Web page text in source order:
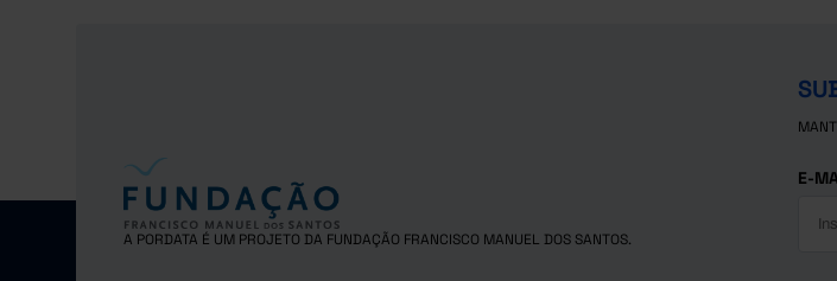
A PORDATA É UM PROJETO DA FUNDAÇÃO FRANCISCO MANUEL DOS SANTOS.
E-